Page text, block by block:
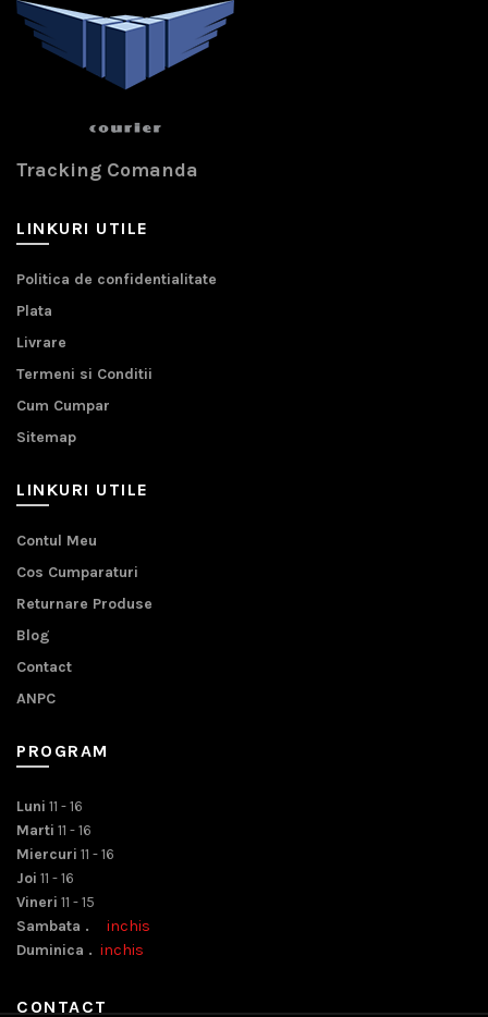
Tracking Comanda
LINKURI UTILE
Politica de confidentialitate
Plata
Livrare
Termeni si Conditii
Cum Cumpar
Sitemap
LINKURI UTILE
Contul Meu
Cos Cumparaturi
Returnare Produse
Blog
Contact
ANPC
PROGRAM
Luni 11 - 16
Marti 11 - 16
Miercuri 11 - 16
Joi 11 - 16
Vineri 11 - 15
Sambata . inchis
Duminica . inchis
CONTACT